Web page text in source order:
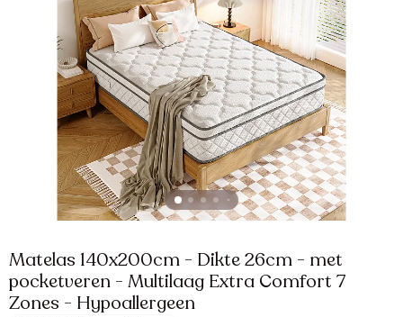
Matelas 140x200cm - Dikte 26cm - met
pocketveren - Multilaag Extra Comfort 7
Zones - Hypoallergeen